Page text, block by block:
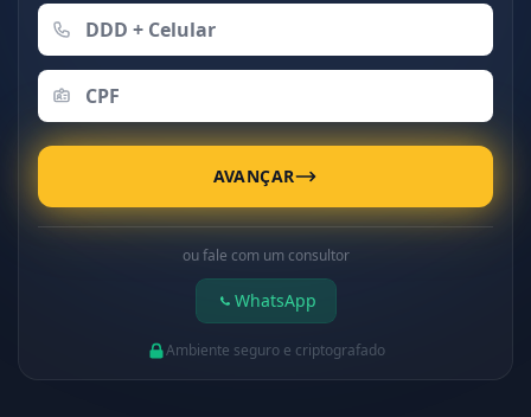
AVANÇAR
ou fale com um consultor
WhatsApp
Ambiente seguro e criptografado